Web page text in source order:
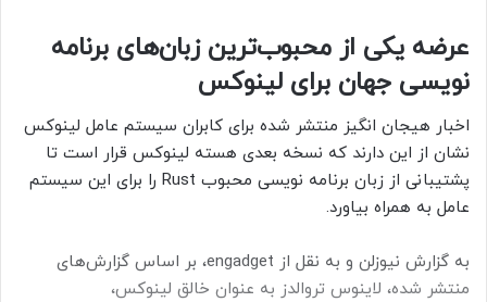
عرضه یکی از محبوب‌ترین زبان‌های برنامه
نویسی جهان برای لینوکس
اخبار هیجان انگیز منتشر شده برای کابران سیستم عامل لینوکس
نشان از این دارند که نسخه بعدی هسته لینوکس قرار است تا
پشتیبانی از زبان برنامه نویسی محبوب Rust را برای این سیستم
عامل به همراه بیاورد.
به گزارش نیوزلن و به نقل از engadget، بر اساس گزارش‌های
منتشر شده، لاینوس تروالدز به عنوان خالق لینوکس،